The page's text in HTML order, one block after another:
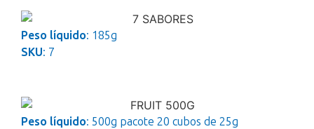
Peso líquido: 185g
SKU: 7
Peso líquido: 500g pacote 20 cubos de 25g